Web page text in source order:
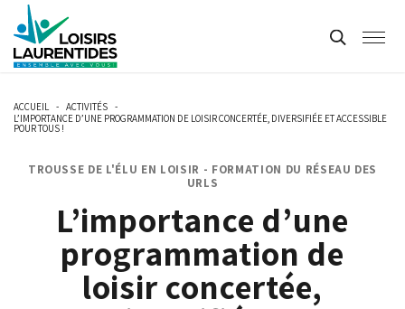
ACCUEIL - ACTIVITÉS -
L’IMPORTANCE D’UNE PROGRAMMATION DE LOISIR CONCERTÉE, DIVERSIFIÉE ET ACCESSIBLE
POUR TOUS !
TROUSSE DE L'ÉLU EN LOISIR - FORMATION DU RÉSEAU DES
URLS
L’importance d’une
programmation de
loisir concertée,